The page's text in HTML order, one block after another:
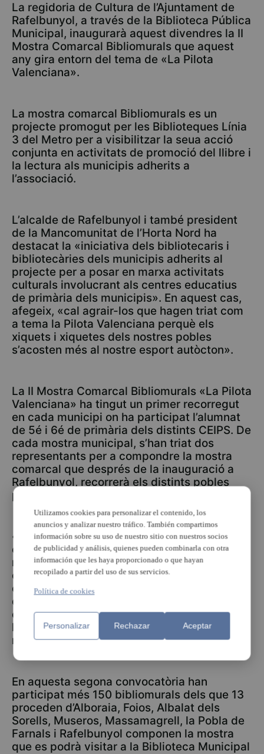
La regidoria de Cultura de l’Ajuntament de
Rafelbunyol, a través de la Biblioteca Pública
Municipal, inaugurarà aquest divendres la II
Mostra Comarcal Bibliomurals que aquest
any gira entorn del tema de «La Pilota
Valenciana».
La mostra comarcal Bibliomurals es un
projecte promogut per les Biblioteques Línia
3 del Metro per a visibilitzar la seua acció
conjunta en activitats de promoció del llibre i
la lectura als municipis adherits a
l’associació.
L’alcalde de Rafelbunyol i també president
de la Mancomunitat de l’Horta Nord ha
destacat la «iniciativa dels bibliotecaris i
bibliotecàries dels municipis adherits al
projecte per a posar en marxa activitats
culturals involucrant als centres educatius
de primària dels municipis». En aquest cas,
afegeix, «cal agrair-los que hagen triat com
a tema la Pilota Valenciana perquè els
xiquets i xiquetes dels nostres pobles
s’acosten més al nostre esport autòcton».
La II Mostra Comarcal Bibliomurals «La Pilota
Valenciana» ha tingut un primer recorregut
en cada municipi on ha participat l’alumnat
de 5é i 6é de primària dels distints CEIPS. De
cada mostra municipal, s’han triat dos
representants per a compondre la mostra
comarcal que després de la inauguració a
Rafelbunyol, recorrerà els distints pobles
participants.
«Les Biblioteques de la Línia 3 del Metro
estan construint un projecte col·laboratiu
molt interessant per a traslladar a la
ciutadania que les biblioteques són agents
culturals que realitzen activitats de foment
de la lectura més enllà dels mateixos
edificis, com és aquesta activitat o la dels
llibres viatgers», indica Alicia Piquer,
regidora de Cultura.
En aquesta segona convocatòria han
participat més 150 bibliomurals dels que 13
proceden d’Alboraia, Foios, Albalat dels
Sorells, Museros, Massamagrell, la Pobla de
Farnals i Rafelbunyol componen la mostra
que es podrà visitar a la Biblioteca Municipal
Utilizamos cookies para personalizar el contenido, los
anuncios y analizar nuestro tráfico. También compartimos
información sobre su uso de nuestro sitio con nuestros socios
de publicidad y análisis, quienes pueden combinarla con otra
información que les haya proporcionado o que hayan
recopilado a partir del uso de sus servicios.
Política de cookies
Personalizar Rechazar Aceptar